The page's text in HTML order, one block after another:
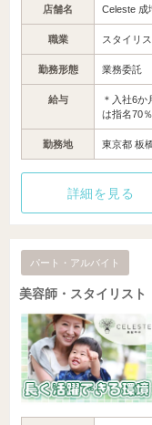
店舗名 Celeste 成
職業 スタイリ
勤務形態 業務委託
給与
＊入社6
は指名70
勤務地 東京都 板
詳細を見る
パート・アルバイト
美容師・スタイリスト